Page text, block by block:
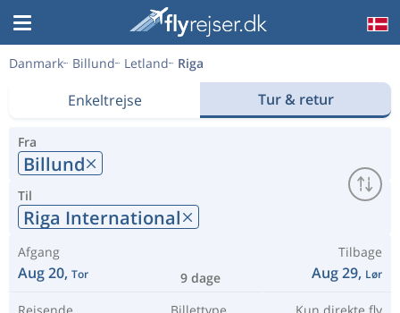
Danmark Billund Letland Riga
Enkeltrejse Tur & retur
Fra
Billund
Til
Riga International
Afgang
Aug 20, Tor 9 dage
Tilbage
Aug 29, Lør